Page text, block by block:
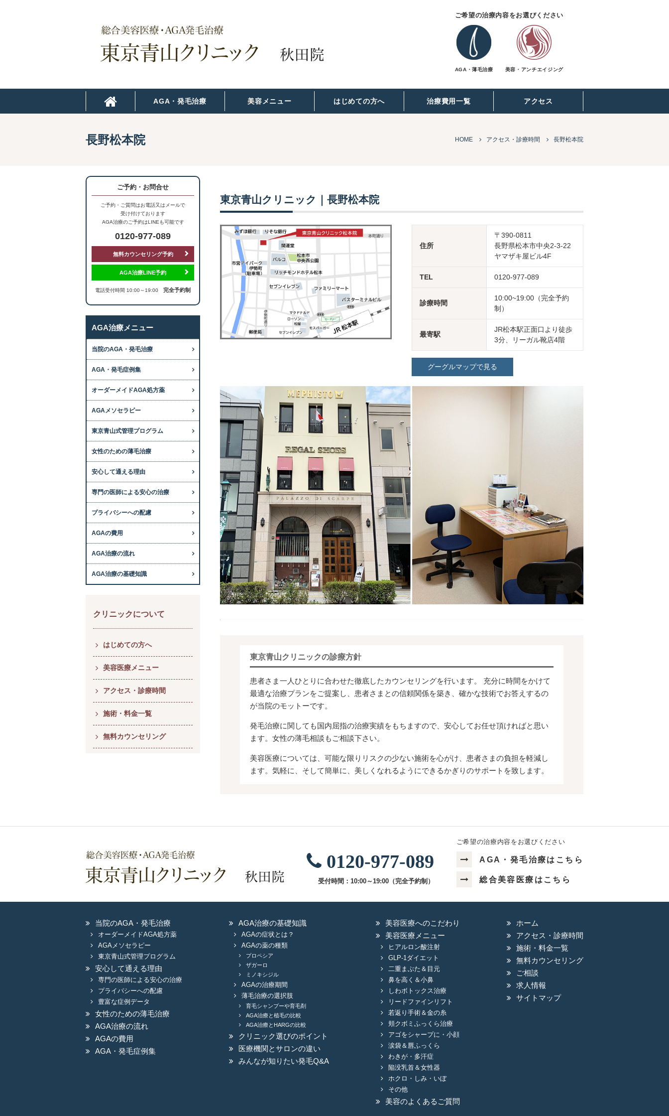
ご希望の治療内容をお選びください
AGA・薄毛治療 美容・アンチエイジング
AGA・発毛治療 美容メニュー はじめての方へ 治療費用一覧 アクセス
長野松本院 HOME アクセス・診療時間 長野松本院
東京青山クリニック｜長野松本院
住所
〒390-0811
長野県松本市中央2-3-22
ヤマザキ屋ビル4F
TEL 0120-977-089
診療時間
10:00~19:00（完全予約
制）
最寄駅
JR松本駅正面口より徒歩
3分、リーガル靴店4階
グーグルマップで見る
東京青山クリニックの診療方針
患者さま一人ひとりに合わせた徹底したカウンセリングを行います。 充分に時間をかけて
最適な治療プランをご提案し、患者さまとの信頼関係を築き、確かな技術でお答えするの
が当院のモットーです。
発毛治療に関しても国内屈指の治療実績をもちますので、安心してお任せ頂ければと思い
ます。女性の薄毛相談もご相談下さい。
美容医療については、可能な限りリスクの少ない施術を心がけ、患者さまの負担を軽減し
ます。気軽に、そして簡単に、美しくなれるようにできるかぎりのサポートを致します。
ご予約・お問合せ
ご予約・ご質問はお電話又はメールで
受け付けております
AGA治療のご予約はLINEも可能です
0120-977-089
無料カウンセリング予約
AGA治療LINE予約
電話受付時間 10:00～19:00 完全予約制
AGA治療メニュー
当院のAGA・発毛治療
AGA・発毛症例集
オーダーメイドAGA処方薬
AGAメソセラピー
東京青山式管理プログラム
女性のための薄毛治療
安心して通える理由
専門の医師による安心の治療
プライバシーへの配慮
AGAの費用
AGA治療の流れ
AGA治療の基礎知識
クリニックについて
はじめての方へ
美容医療メニュー
アクセス・診療時間
施術・料金一覧
無料カウンセリング
0120-977-089
受付時間：10:00～19:00（完全予約制）
ご希望の治療内容をお選びください
AGA・発毛治療はこちら
総合美容医療はこちら
当院のAGA・発毛治療
オーダーメイドAGA処方薬
AGAメソセラピー
東京青山式管理プログラム
安心して通える理由
専門の医師による安心の治療
プライバシーへの配慮
豊富な症例データ
女性のための薄毛治療
AGA治療の流れ
AGAの費用
AGA・発毛症例集
AGA治療の基礎知識
AGAの症状とは？
AGAの薬の種類
プロペシア
ザガーロ
ミノキシジル
AGAの治療期間
薄毛治療の選択肢
育毛シャンプーや育毛剤
AGA治療と植毛の比較
AGA治療とHARGの比較
クリニック選びのポイント
医療機関とサロンの違い
みんなが知りたい発毛Q&A
美容医療へのこだわり
美容医療メニュー
ヒアルロン酸注射
GLP-1ダイエット
二重まぶた＆目元
鼻を高く＆小鼻
しわボトックス治療
リードファインリフト
若返り手術＆金の糸
頬クボミふっくら治療
アゴをシャープに・小顔
涙袋＆唇ふっくら
わきが・多汗症
陥没乳首＆女性器
ホクロ・しみ・いぼ
その他
美容のよくあるご質問
ホーム
アクセス・診療時間
施術・料金一覧
無料カウンセリング
ご相談
求人情報
サイトマップ